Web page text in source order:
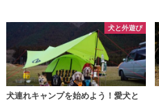
犬と外遊び
犬連れキャンプを始めよう！愛犬と